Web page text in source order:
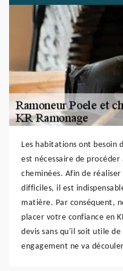
Les habitations ont besoin
est nécessaire de
cheminées. Afin de
difficiles, il est
matière. Par conséquent,
placer votre confiance en
devis sans qu'il soit utile
engagement ne va